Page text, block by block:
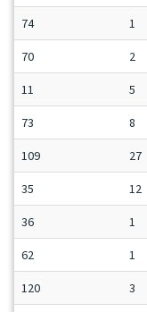
74 1
70 2
11 5
73 8
109 27
35 12
36 1
62 1
120 3